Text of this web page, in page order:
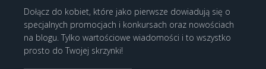
Dołącz do kobiet, które jako pierwsze dowiadują się o
specjalnych promocjach i konkursach oraz nowościach
na blogu. Tylko wartościowe wiadomości i to wszystko
prosto do Twojej skrzynki!